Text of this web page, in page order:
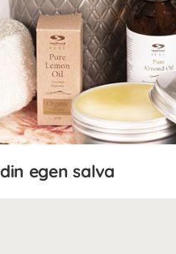
egen salva